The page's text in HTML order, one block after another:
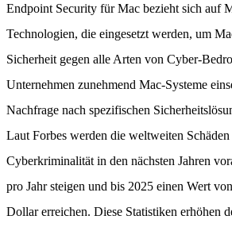
Endpoint Security für Mac bezieht sich auf
Technologien, die eingesetzt werden, um
Sicherheit gegen alle Arten von Cyber-
Unternehmen zunehmend Mac-Systeme
Nachfrage nach spezifischen
Laut Forbes werden die weltweiten Schäden
Cyberkriminalität in den nächsten Jahren
pro Jahr steigen und bis 2025 einen Wert
Dollar erreichen. Diese Statistiken erhöhen